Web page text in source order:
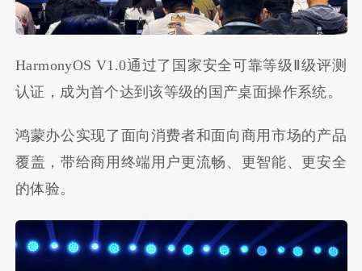
HarmonyOS V1.0通过了国家安全可靠等级Ⅱ‌级评测
认证，成为首个达到该等级的国产桌面操作系统。
鸿蒙办公实现了面向消费者和面向商用市场的产品
覆盖，带给商用终端用户更流畅、更智能、更安全
的体验。